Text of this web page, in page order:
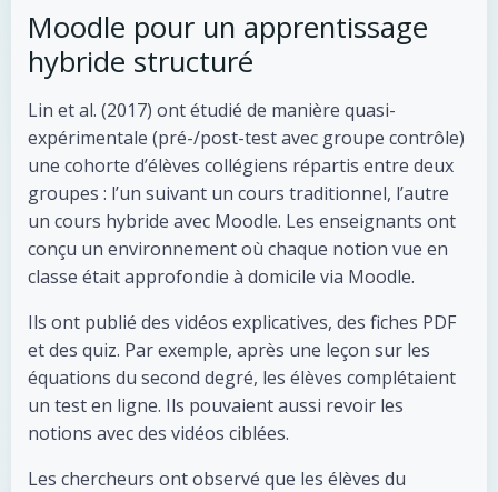
Moodle pour un apprentissage
hybride structuré
Lin et al. (2017) ont étudié de manière quasi-
expérimentale (pré-/post-test avec groupe contrôle)
une cohorte d’élèves collégiens répartis entre deux
groupes : l’un suivant un cours traditionnel, l’autre
un cours hybride avec Moodle. Les enseignants ont
conçu un environnement où chaque notion vue en
classe était approfondie à domicile via Moodle.
Ils ont publié des vidéos explicatives, des fiches PDF
et des quiz. Par exemple, après une leçon sur les
équations du second degré, les élèves complétaient
un test en ligne. Ils pouvaient aussi revoir les
notions avec des vidéos ciblées.
Les chercheurs ont observé que les élèves du